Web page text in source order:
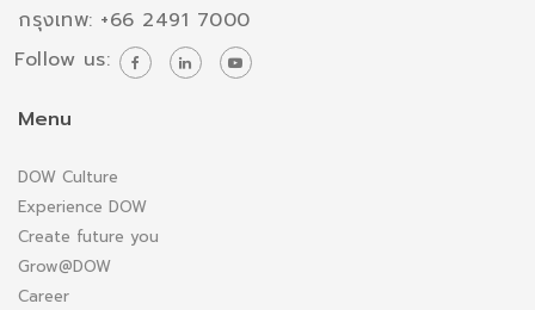
กรุงเทพ: +66 2491 7000
Follow us:
Menu
DOW Culture
Experience DOW
Create future you
Grow@DOW
Career